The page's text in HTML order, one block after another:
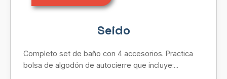
Seido
Completo set de baño con 4 accesorios. Practica
bolsa de algodón de autocierre que incluye:...